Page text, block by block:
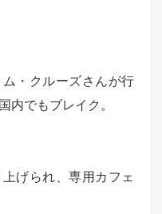
・クルーズさんが行
内でもブレイク。
げられ、専用カフェ